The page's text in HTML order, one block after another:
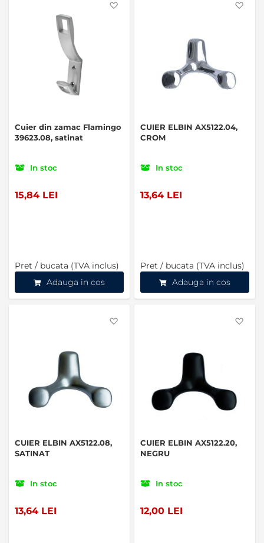
Cuier din zamac Flamingo
39623.08, satinat
In stoc
15,84 LEI
Pret / bucata (TVA inclus)
Adauga in cos
CUIER ELBIN AX5122.04,
CROM
In stoc
13,64 LEI
Pret / bucata (TVA inclus)
Adauga in cos
CUIER ELBIN AX5122.08,
SATINAT
In stoc
13,64 LEI
CUIER ELBIN AX5122.20,
NEGRU
In stoc
12,00 LEI